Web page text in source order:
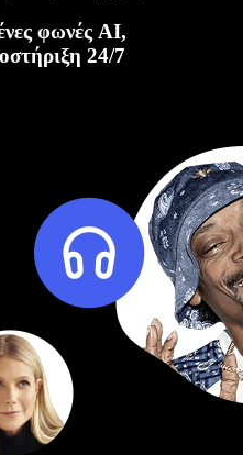
φωνές AI,
24/7